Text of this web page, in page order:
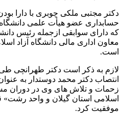
دکتر مجتبی ملکی چوبری با دارا
حسابداری عضو هیأت علمی
که دارای سوابقی ازجمله رئیس
معاون اداری مالی دانشگاه آزاد
است.
لازم به ذکر است دکتر طهرانچی طی
انتصاب دکتر محمد دوستدار به
زحمات و تلاش های وی در دوران
اسلامی استان گیلان و واحد رشت»
موفقیت کرد.